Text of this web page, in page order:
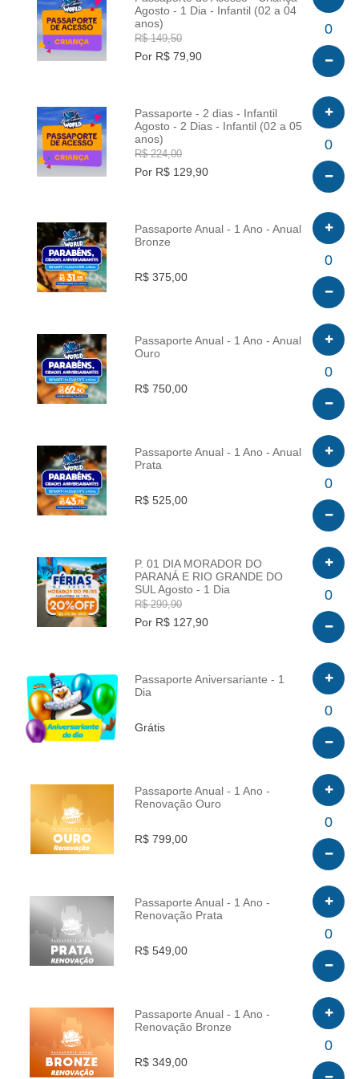
INFO
Agosto - 1 Dia - Infantil (02 a 04
anos)
R$ 149,50
Por R$ 79,90
0
INFO
Passaporte - 2 dias - Infantil
Agosto - 2 Dias - Infantil (02 a 05
anos)
R$ 224,00
Por R$ 129,90
0
INFO
Passaporte Anual - 1 Ano - Anual
Bronze
R$ 375,00
0
INFO
Passaporte Anual - 1 Ano - Anual
Ouro
R$ 750,00
0
INFO
Passaporte Anual - 1 Ano - Anual
Prata
R$ 525,00
0
INFO
P. 01 DIA MORADOR DO
PARANÁ E RIO GRANDE DO
SUL Agosto - 1 Dia
R$ 299,90
Por R$ 127,90
0
INFO
Passaporte Aniversariante - 1
Dia
Grátis
0
INFO
Passaporte Anual - 1 Ano -
Renovação Ouro
R$ 799,00
0
INFO
Passaporte Anual - 1 Ano -
Renovação Prata
R$ 549,00
0
INFO
Passaporte Anual - 1 Ano -
Renovação Bronze
R$ 349,00
0